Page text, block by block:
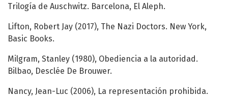
Trilogía de Auschwitz. Barcelona, El Aleph.
Lifton, Robert Jay (2017), The Nazi Doctors. New York,
Basic Books.
Milgram, Stanley (1980), Obediencia a la autoridad.
Bilbao, Desclée De Brouwer.
Nancy, Jean-Luc (2006), La representación prohibida.